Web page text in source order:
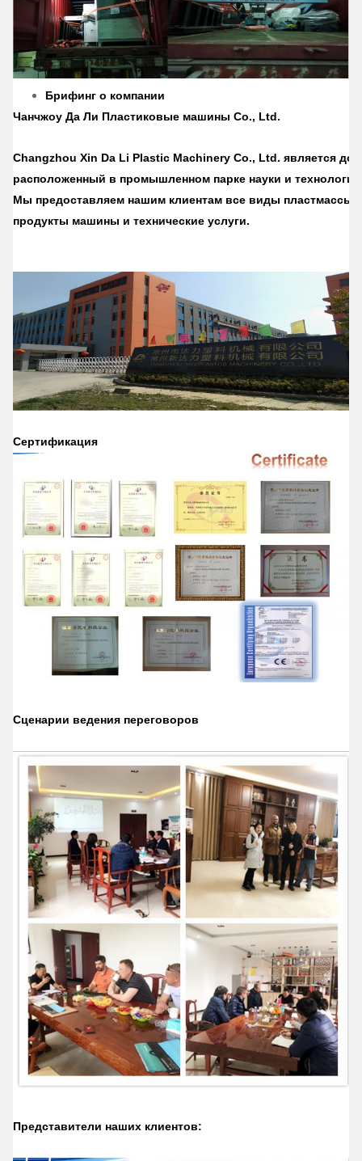
Брифинг о компании
Чанчжоу Да Ли Пластиковые машины Co., Ltd.
Changzhou Xin Da Li Plastic Machinery Co., Ltd. является
расположенный в промышленном парке науки и
Мы предоставляем нашим клиентам все виды пластмассы
продукты машины и технические услуги.
Сертификация
Сценарии ведения переговоров
Представители наших клиентов: